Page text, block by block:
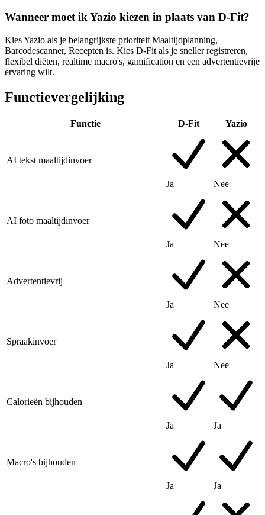
Wanneer moet ik Yazio kiezen in plaats van D-Fit?
Kies Yazio als je belangrijkste prioriteit Maaltijdplanning,
Barcodescanner, Recepten is. Kies D-Fit als je sneller registreren,
flexibel diëten, realtime macro's, gamification en een advertentievrije
ervaring wilt.
Functievergelijking
Functie D-Fit Yazio
AI tekst maaltijdinvoer
Ja Nee
AI foto maaltijdinvoer
Ja Nee
Advertentievrij
Ja Nee
Spraakinvoer
Ja Nee
Calorieën bijhouden
Ja Ja
Macro's bijhouden
Ja Ja